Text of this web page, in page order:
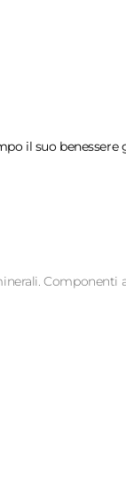
il suo benessere
Componenti